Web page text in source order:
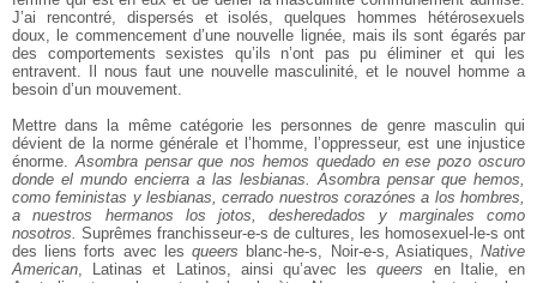
J’ai rencontré, dispersés et isolés, quelques hommes hétérosexuels
doux, le commencement d’une nouvelle lignée, mais ils sont égarés par
des comportements sexistes qu’ils n’ont pas pu éliminer et qui les
entravent. Il nous faut une nouvelle masculinité, et le nouvel homme a
besoin d’un mouvement.
Mettre dans la même catégorie les personnes de genre masculin qui
dévient de la norme générale et l’homme, l’oppresseur, est une injustice
énorme. Asombra pensar que nos hemos quedado en ese pozo oscuro
donde el mundo encierra a las lesbianas. Asombra pensar que hemos,
como feministas y lesbianas, cerrado nuestros corazónes a los hombres,
a nuestros hermanos los jotos, desheredados y marginales como
nosotros. Suprêmes franchisseur-e-s de cultures, les homosexuel-le-s ont
des liens forts avec lesqueers blanc-he-s, Noir-e-s, Asiatiques,Native
American , Latinas et Latinos, ainsi qu’avec lesqueers en Italie, en